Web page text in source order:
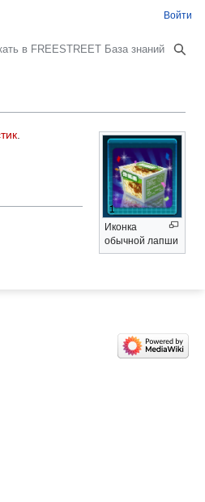
Иконка
обычной лапши
.
Войти